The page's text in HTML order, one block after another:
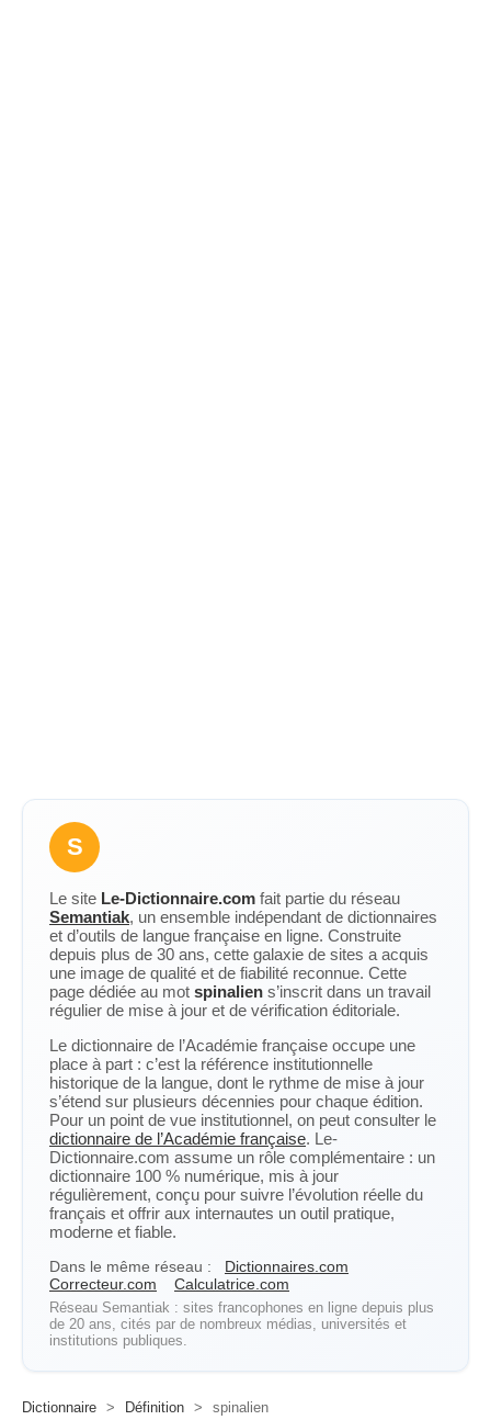
S
Le site Le-Dictionnaire.com fait partie du réseau
Semantiak, un ensemble indépendant de dictionnaires
et d’outils de langue française en ligne. Construite
depuis plus de 30 ans, cette galaxie de sites a acquis
une image de qualité et de fiabilité reconnue. Cette
page dédiée au mot spinalien s’inscrit dans un travail
régulier de mise à jour et de vérification éditoriale.
Le dictionnaire de l’Académie française occupe une
place à part : c’est la référence institutionnelle
historique de la langue, dont le rythme de mise à jour
s’étend sur plusieurs décennies pour chaque édition.
Pour un point de vue institutionnel, on peut consulter le
dictionnaire de l’Académie française. Le-
Dictionnaire.com assume un rôle complémentaire : un
dictionnaire 100 % numérique, mis à jour
régulièrement, conçu pour suivre l’évolution réelle du
français et offrir aux internautes un outil pratique,
moderne et fiable.
Dans le même réseau :
Dictionnaires.com
Correcteur.com
Calculatrice.com
Réseau Semantiak : sites francophones en ligne depuis plus
de 20 ans, cités par de nombreux médias, universités et
institutions publiques.
Dictionnaire > Définition > spinalien